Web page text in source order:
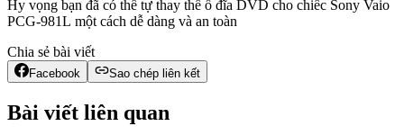
Hy vọng bạn đã có thể tự thay thế ổ đĩa DVD cho chiếc Sony Vaio
PCG-981L một cách dễ dàng và an toàn
Chia sẻ bài viết
Facebook Sao chép liên kết
Bài viết liên quan